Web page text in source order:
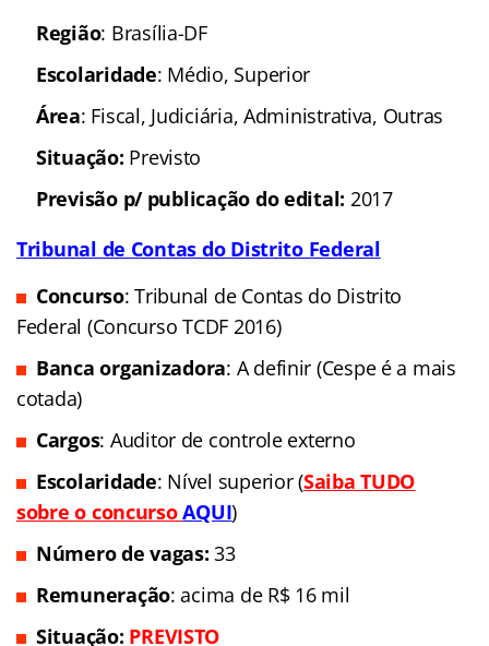
Região: Brasília-DF
Escolaridade: Médio, Superior
Área: Fiscal, Judiciária, Administrativa, Outras
Situação: Previsto
Previsão p/ publicação do edital: 2017
Tribunal de Contas do Distrito Federal
Concurso: Tribunal de Contas do Distrito
Federal (Concurso TCDF 2016)
Banca organizadora: A definir (Cespe é a mais
cotada)
Cargos: Auditor de controle externo
Escolaridade: Nível superior (Saiba TUDO
sobre o concursoAQUI)
Número de vagas:33
Remuneração: acima de R$ 16 mil
Situação: PREVISTO